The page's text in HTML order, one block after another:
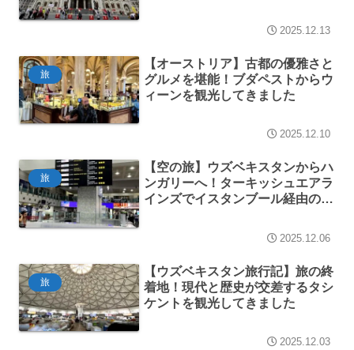
2025.12.13
旅
【オーストリア】古都の優雅さと
グルメを堪能！ブダペストからウ
ィーンを観光してきました
2025.12.10
旅
【空の旅】ウズベキスタンからハ
ンガリーへ！ターキッシュエアラ
インズでイスタンブール経由の移
2025.12.06
旅
【ウズベキスタン旅行記】旅の終
着地！現代と歴史が交差するタシ
ケントを観光してきました
2025.12.03